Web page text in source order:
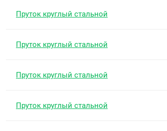
Пруток круглый стальной
Пруток круглый стальной
Пруток круглый стальной
Пруток круглый стальной